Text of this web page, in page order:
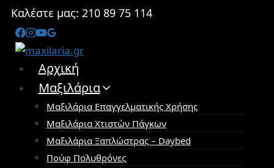
Skip
content
Καλέστε μας: 210 89 75 114
Αρχική
Μαξιλάρια
Μαξιλάρια Επαγγελματικής Χρήσης
Μαξιλάρια Χτιστών Πάγκων
Μαξιλάρια Ξαπλώστρας – Daybed
Πούφ Πολυθρόνες